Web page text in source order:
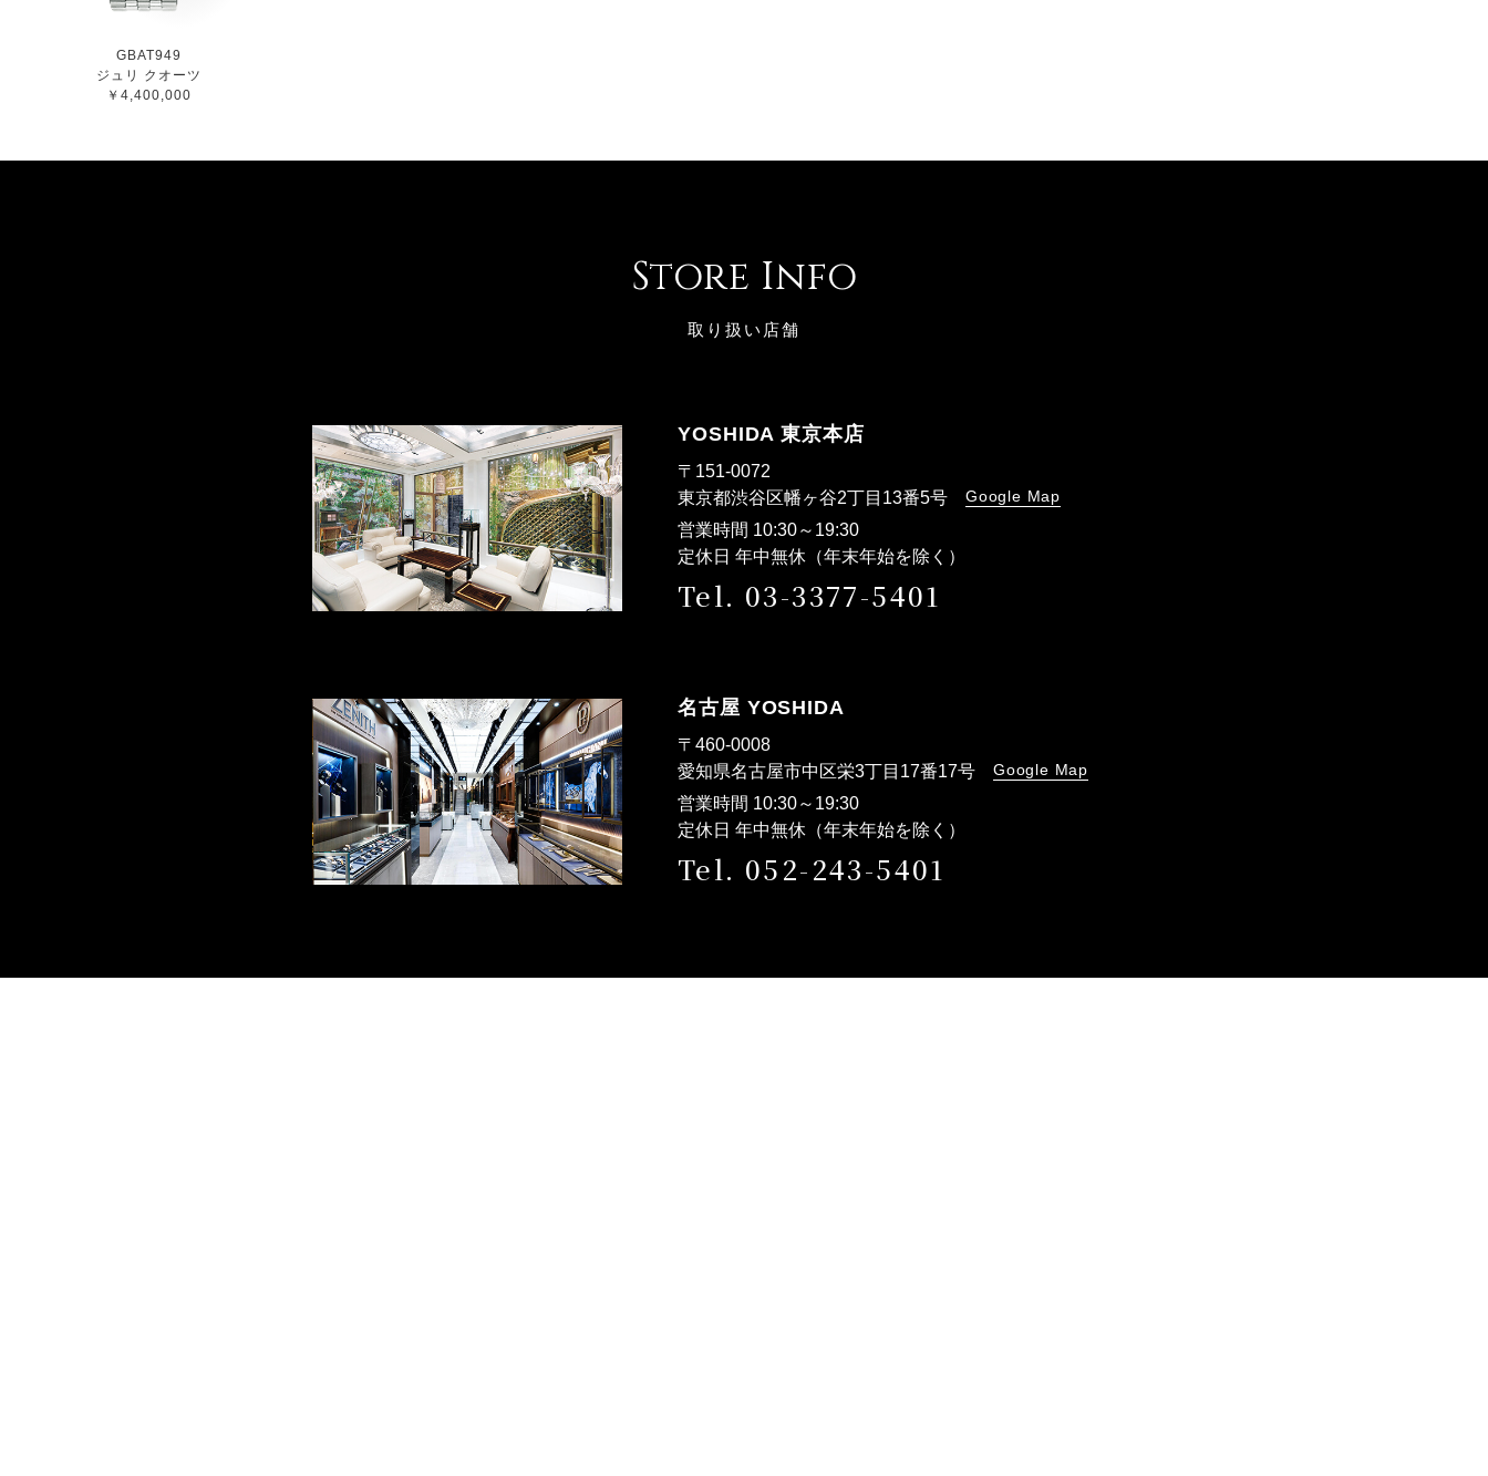
GBAT949
ジュリ クオーツ
￥4,400,000
Store Info
取り扱い店舗
YOSHIDA 東京本店
〒151-0072
東京都渋谷区幡ヶ谷2丁目13番5号 Google Map
営業時間 10:30～19:30
定休日 年中無休（年末年始を除く）
Tel. 03-3377-5401
名古屋 YOSHIDA
〒460-0008
愛知県名古屋市中区栄3丁目17番17号 Google Map
営業時間 10:30～19:30
定休日 年中無休（年末年始を除く）
Tel. 052-243-5401